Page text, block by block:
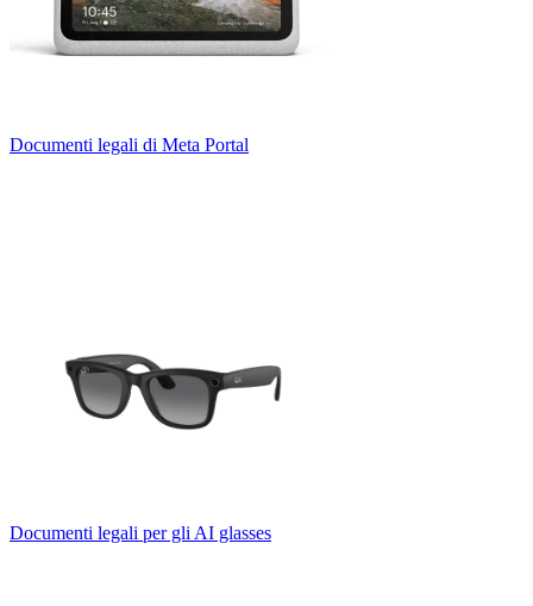
Documenti legali di Meta Portal
Documenti legali per gli AI glasses